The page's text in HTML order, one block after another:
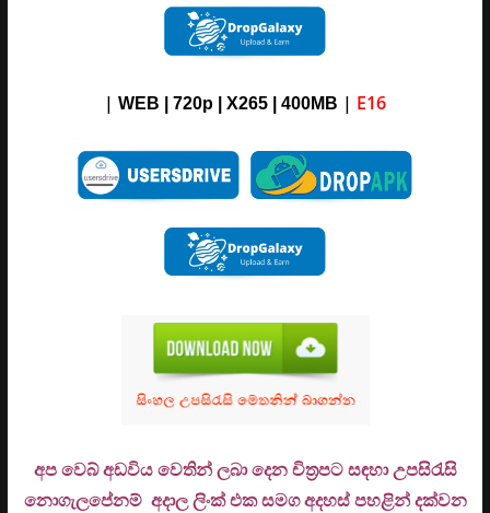
| WEB | 720p | X265 | 400M B | E16
අප වෙබ් අඩවිය වෙතින් ලබා දෙන චිත්‍රපට සඳහා උපසිරැසි
නොගැලපේනම් අදාල ලිංක් එක සමග අදහස් පහළින් දක්වන